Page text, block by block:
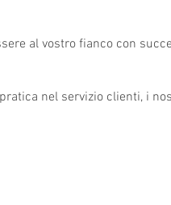
al vostro fianco con
nel servizio clienti, i